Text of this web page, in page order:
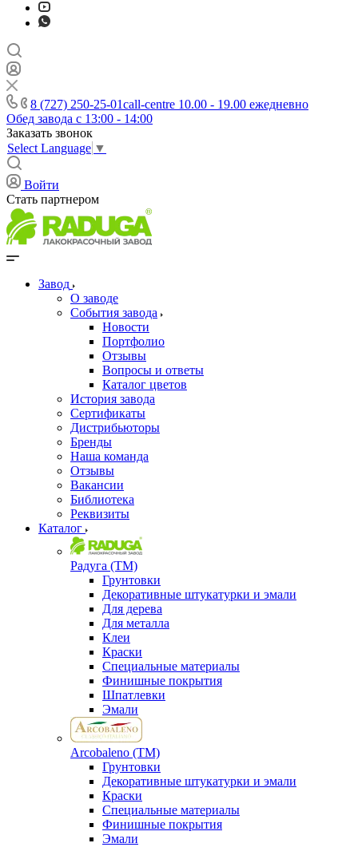
8 (727) 250-25-01call-centre 10.00 - 19.00 ежедневно
Обед завода с 13:00 - 14:00
Заказать звонок
Select Language ▼
Войти
Стать партнером
Завод
О заводе
События завода
Новости
Портфолио
Отзывы
Вопросы и ответы
Каталог цветов
История завода
Сертификаты
Дистрибьюторы
Бренды
Наша команда
Отзывы
Вакансии
Библиотека
Реквизиты
Каталог
Радуга (ТМ)
Грунтовки
Декоративные штукатурки и эмали
Для дерева
Для металла
Клеи
Краски
Специальные материалы
Финишные покрытия
Шпатлевки
Эмали
Arcobaleno (ТМ)
Грунтовки
Декоративные штукатурки и эмали
Краски
Специальные материалы
Финишные покрытия
Эмали